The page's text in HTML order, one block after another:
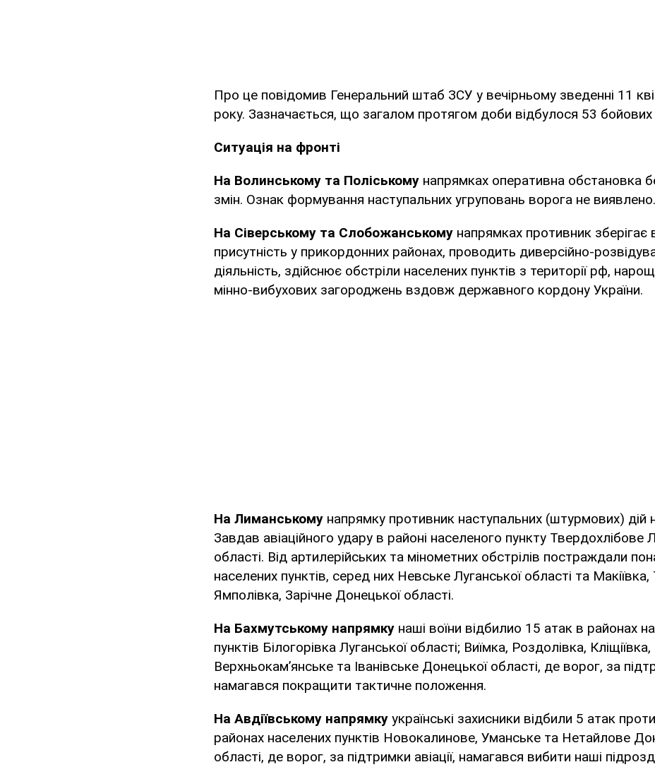
Про це повідомив Генеральний штаб ЗСУ у вечірньому зведенні 11
року. Зазначається, що загалом протягом доби відбулося 53 бойових
Ситуація на фронті
На Волинському та Поліському напрямках оперативна обстановка
змін. Ознак формування наступальних угруповань ворога не виявлено.
На Сіверському та Слобожанському напрямках противник зберігає
присутність у прикордонних районах, проводить диверсійно-
діяльність, здійснює обстріли населених пунктів з території рф,
мінно-вибухових загороджень вздовж державного кордону України.
На Лиманському напрямку противник наступальних (штурмових) дій
Завдав авіаційного удару в районі населеного пункту Твердохлібове
області. Від артилерійських та мінометних обстрілів постраждали
населених пунктів, серед них Невське Луганської області та Макіївка,
Ямполівка, Зарічне Донецької області.
На Бахмутському напрямку наші воїни відбилио 15 атак в районах
пунктів Білогорівка Луганської області; Виїмка, Роздолівка, Кліщіївка,
Верхньокам’янське та Іванівське Донецької області, де ворог, за
намагався покращити тактичне положення.
На Авдіївському напрямку українські захисники відбили 5 атак
районах населених пунктів Новокалинове, Уманське та Нетайлове
області, де ворог, за підтримки авіації, намагався вибити наші